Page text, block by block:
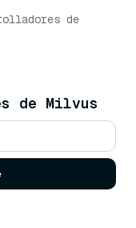
de
de Milvus